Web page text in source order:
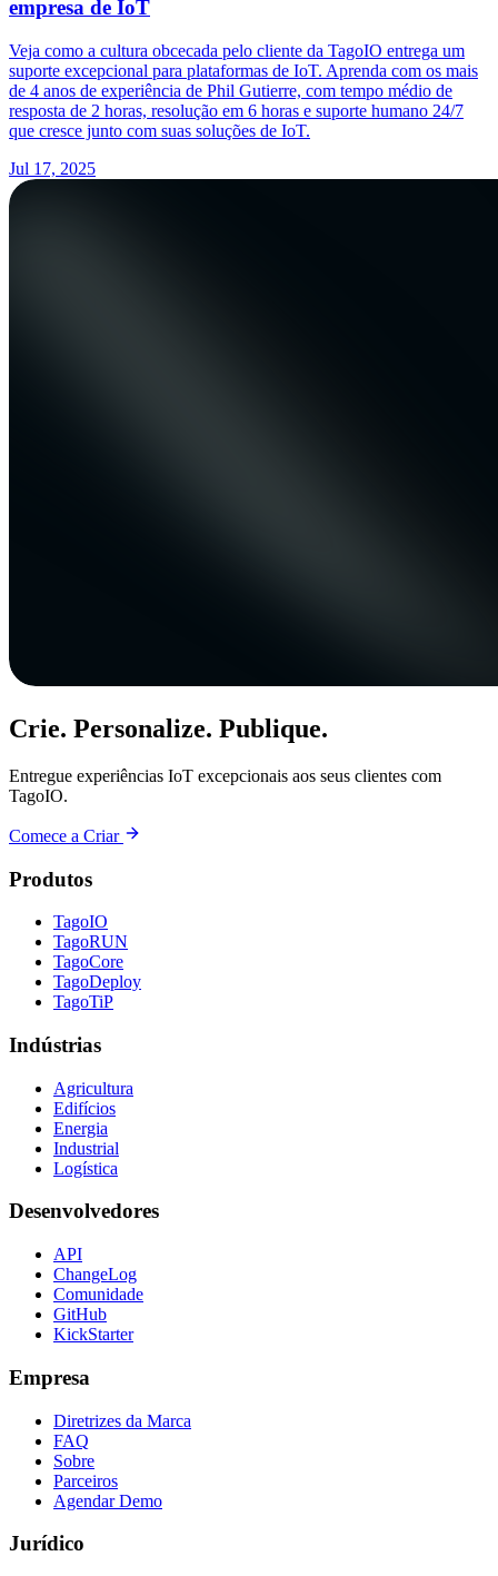
empresa de IoT
Veja como a cultura obcecada pelo cliente da TagoIO entrega um
suporte excepcional para plataformas de IoT. Aprenda com os mais
de 4 anos de experiência de Phil Gutierre, com tempo médio de
resposta de 2 horas, resolução em 6 horas e suporte humano 24/7
que cresce junto com suas soluções de IoT.
Jul 17, 2025
Crie. Personalize. Publique.
Entregue experiências IoT excepcionais aos seus clientes com
TagoIO.
Comece a Criar
Produtos
TagoIO
TagoRUN
TagoCore
TagoDeploy
TagoTiP
Indústrias
Agricultura
Edifícios
Energia
Industrial
Logística
Desenvolvedores
API
ChangeLog
Comunidade
GitHub
KickStarter
Empresa
Diretrizes da Marca
FAQ
Sobre
Parceiros
Agendar Demo
Jurídico